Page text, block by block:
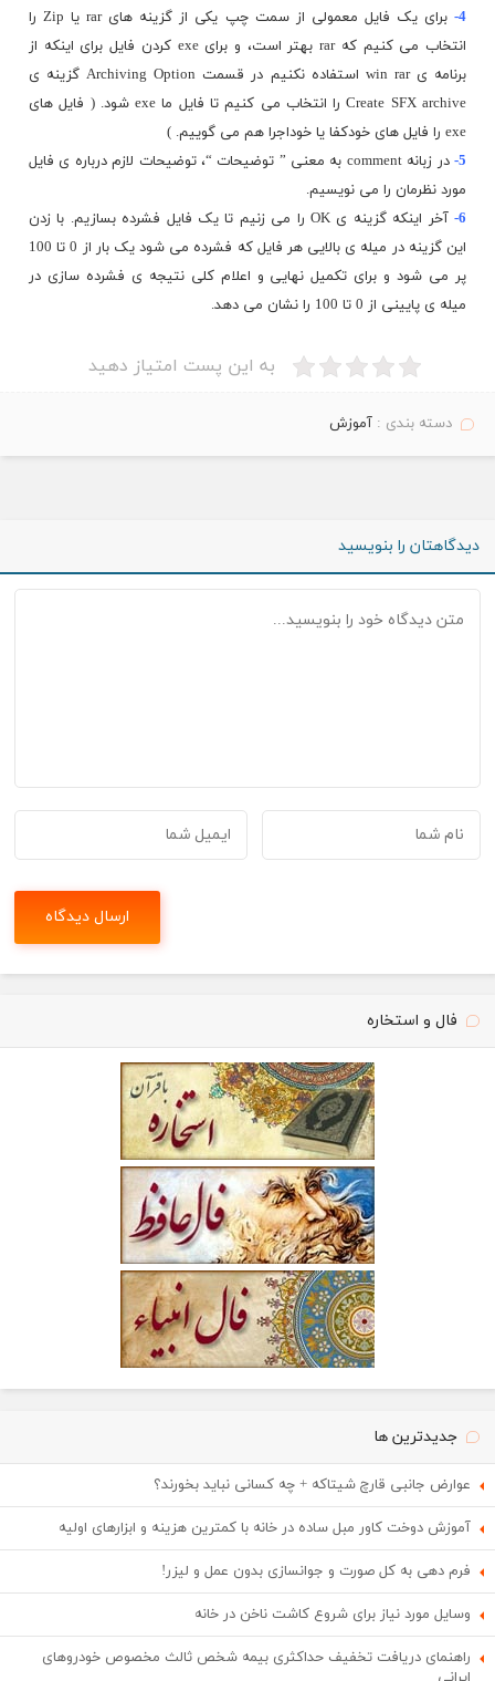
4-
برای یک فایل معمولی از سمت چپ یکی از گزینه های rar یا Zip را
انتخاب می کنیم که rar بهتر است، و برای exe کردن فایل برای اینکه از
برنامه ی win rar
استفاده
نکنیم در قسمت Archiving Option گزینه ی
Create SFX archive را انتخاب می کنیم تا فایل ما exe شود. ( فایل های
exe را فایل های خودکفا یا خوداجرا هم می گوییم. )
5-
در زبانه comment به معنی ” توضیحات “، توضیحات لازم درباره ی فایل
مورد نظرمان را می نویسیم.
6-
آخر اینکه گزینه ی OK را می زنیم تا یک فایل فشرده بسازیم. با زدن
این گزینه در میله ی بالایی هر فایل که فشرده می شود یک بار از 0 تا 100
پر می شود و برای تکمیل نهایی و اعلام کلی نتیجه ی فشرده سازی در
میله ی پایینی از 0 تا 100 را نشان می دهد.
به این پست امتیاز دهید
دسته بندی :آموزش
دیدگاهتان را بنویسید
فال و استخاره
جدیدترین ها
عوارض جانبی قارچ شیتاکه + چه کسانی نباید بخورند؟
آموزش دوخت کاور مبل ساده در خانه با کمترین هزینه و ابزارهای اولیه
فرم دهی به کل صورت و جوانسازی بدون عمل و لیزر!
وسایل مورد نیاز برای شروع کاشت ناخن در خانه
راهنمای دریافت تخفیف حداکثری بیمه شخص ثالث مخصوص خودروهای